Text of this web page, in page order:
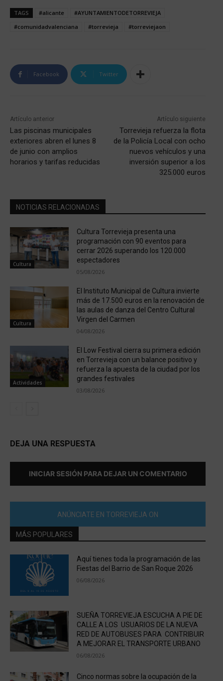
TAGS #alicante
#AYUNTAMIENTODETORREVIEJA
#comunidadvalenciana
#torrevieja #torreviejaon
Facebook Twitter
Artículo anterior
Las piscinas municipales
exteriores abren el lunes 8
de junio con amplios
horarios y tarifas reducidas
Artículo siguiente
Torrevieja refuerza la flota
de la Policía Local con ocho
nuevos vehículos y una
inversión superior a los
325.000 euros
NOTICIAS RELACIONADAS
Cultura
Cultura Torrevieja presenta una
programación con 90 eventos para
cerrar 2026 superando los 120.000
espectadores
05/08/2026
Cultura
El Instituto Municipal de Cultura invierte
más de 17.500 euros en la renovación de
las aulas de danza del Centro Cultural
Virgen del Carmen
04/08/2026
Actividades
El Low Festival cierra su primera edición
en Torrevieja con un balance positivo y
refuerza la apuesta de la ciudad por los
grandes festivales
03/08/2026
DEJA UNA RESPUESTA
INICIAR SESIÓN PARA DEJAR UN COMENTARIO
ANÚNCIATE EN TORREVIEJA ON
MÁS POPULARES
Aquí tienes toda la programación de las
Fiestas del Barrio de San Roque 2026
06/08/2026
SUEÑA TORREVIEJA ESCUCHA A PIE DE
CALLE A LOS USUARIOS DE LA NUEVA
RED DE AUTOBUSES PARA CONTRIBUIR
A MEJORAR EL TRANSPORTE URBANO
06/08/2026
Cinco normas sobre la ocupación de la